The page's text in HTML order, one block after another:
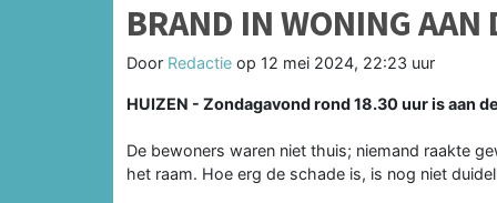
BRAND IN WONING
Door Redactie op 12 mei 2024, 22:23 uur
HUIZEN - Zondagavond rond 18.30 uur is aan
De bewoners waren niet thuis; niemand raakte
het raam. Hoe erg de schade is, is nog niet